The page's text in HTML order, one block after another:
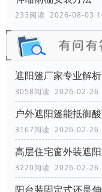
233阅读 2026-08-03
3058阅读 2026-02-26
户外遮阳篷能抵御
3167阅读 2026-02-26
高层住宅窗外装遮
3220阅读 2026-02-26